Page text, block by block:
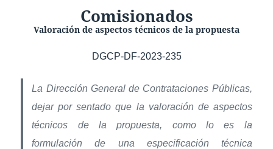
Comisionados
Valoración de aspectos técnicos de la propuesta
DGCP-DF-2023-235
La Dirección General de Contrataciones Públicas,
dejar por sentado que la valoración de aspectos
técnicos de la propuesta, como lo es la
formulación de una especificación técnica